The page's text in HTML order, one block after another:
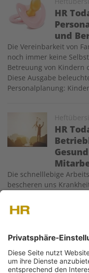
HR
und
Die Vereinbarkeit von
noch immer keine
Betreuung von Kindern
Diese Ausgabe
Personalplanung:
HR
Die schnelllebige
bescheren uns
Heftausgabe geht es
werdenden Arbeitswelt,